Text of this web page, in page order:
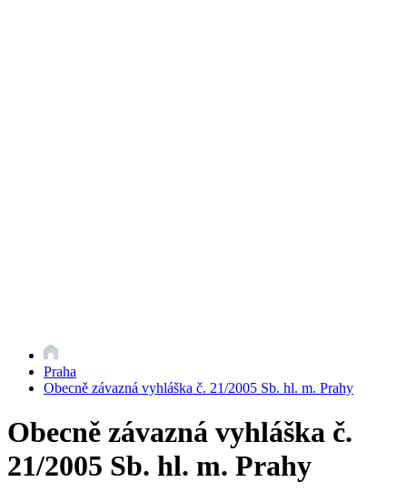
Praha
Obecně závazná vyhláška č. 21/2005 Sb. hl. m. Prahy
Obecně závazná vyhláška č.
21/2005 Sb. hl. m. Prahy